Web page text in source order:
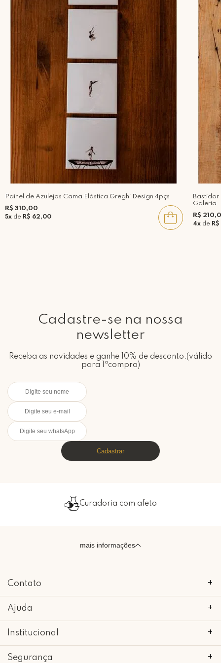
Painel de Azulejos Cama Elástica Greghi Design 4pçs
R$ 310,00
5x de R$ 62,00
Bastidor
Galeria
R$
4xde
Cadastre-se na nossa
newsletter
Receba as novidades e ganhe 10% de desconto.(válido
para 1ªcompra)
Cadastrar
Curadoria com afeto
mais informações
Contato +
Ajuda +
Institucional +
Segurança +